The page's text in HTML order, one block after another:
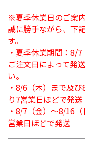
※夏季休業日のご案
誠に勝手ながら、下
す。
・夏季休業期間：8/7
ご注文日によって発
い。
・8/6（木）まで及
り7営業日ほどで発送
・8/7（金）～8/16
営業日ほどで発送